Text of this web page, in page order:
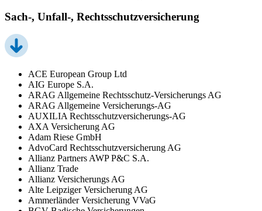
Sach-, Unfall-, Rechtsschutzversicherung
ACE European Group Ltd
AIG Europe S.A.
ARAG Allgemeine Rechtsschutz-Versicherungs AG
ARAG Allgemeine Versicherungs-AG
AUXILIA Rechtsschutzversicherungs-AG
AXA Versicherung AG
Adam Riese GmbH
AdvoCard Rechtsschutzversicherung AG
Allianz Partners AWP P&C S.A.
Allianz Trade
Allianz Versicherungs AG
Alte Leipziger Versicherung AG
Ammerländer Versicherung VVaG